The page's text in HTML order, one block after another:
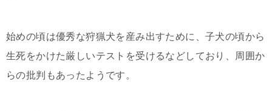
始めの頃は優秀な狩猟犬を産み出すために、子犬の頃から
生死をかけた厳しいテストを受けるなどしており、周囲か
らの批判もあったようです。